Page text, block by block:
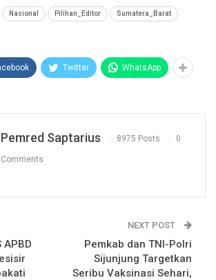
Nasional Pilihan_Editor Sumatera_Barat
Twitter WhatsApp
Pemred Saptarius 8975 Posts 0
Comments
APBD
NEXT POST
Pemkab dan TNI-Polri
Sijunjung Targetkan
Seribu Vaksinasi Sehari,